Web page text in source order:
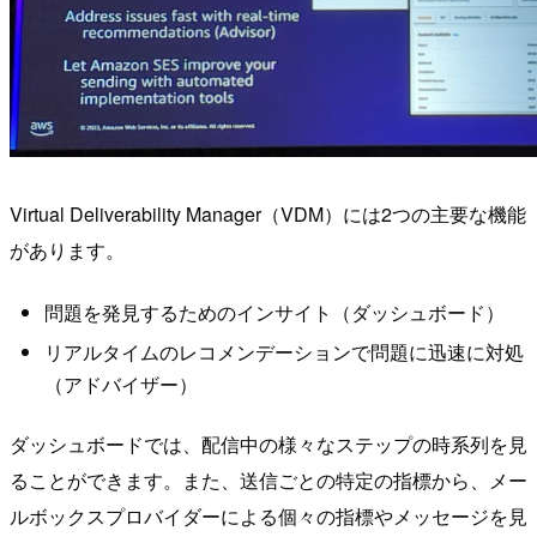
Virtual Deliverability Manager（VDM）には2つの主要な機能
があります。
問題を発見するためのインサイト（ダッシュボード）
リアルタイムのレコメンデーションで問題に迅速に対処
（アドバイザー）
ダッシュボードでは、配信中の様々なステップの時系列を見
ることができます。また、送信ごとの特定の指標から、メー
ルボックスプロバイダーによる個々の指標やメッセージを見